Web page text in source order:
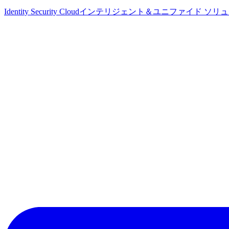
Identity Security Cloudインテリジェント＆ユニファイド ソリ